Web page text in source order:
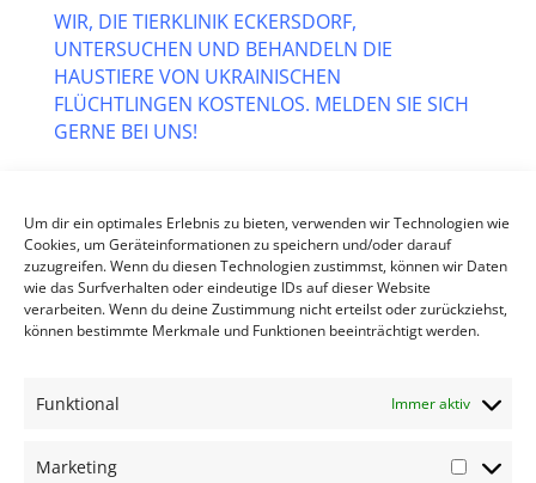
Um dir ein optimales Erlebnis zu bieten, verwenden wir Technologien wie
Cookies, um Geräteinformationen zu speichern und/oder darauf
zuzugreifen. Wenn du diesen Technologien zustimmst, können wir Daten
wie das Surfverhalten oder eindeutige IDs auf dieser Website
verarbeiten. Wenn du deine Zustimmung nicht erteilst oder zurückziehst,
können bestimmte Merkmale und Funktionen beeinträchtigt werden.
Funktional Immer aktiv
Marketing
WIR, DIE TIERKLINIK ECKERSDORF,
UNTERSUCHEN UND BEHANDELN DIE
HAUSTIERE VON UKRAINISCHEN
FLÜCHTLINGEN KOSTENLOS. MELDEN SIE SICH
GERNE BEI UNS!
the pets of Ukrainian refugees free of charge. Feel
free to contact us!
У клініці Eckersdorf Veterinary Clinic безкоштовно
обстежують та лікують домашніх тварин українських
біженців.